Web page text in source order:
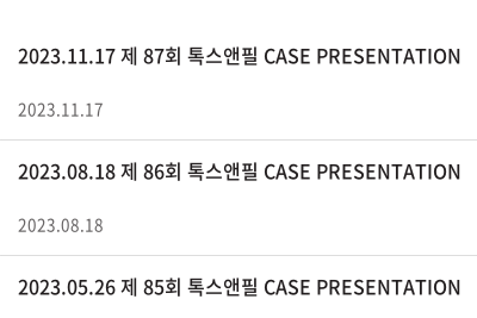
2023.11.17 제 87회 톡스앤필 CASE PRESENTATION
2023.11.17
2023.08.18 제 86회 톡스앤필 CASE PRESENTATION
2023.08.18
2023.05.26 제 85회 톡스앤필 CASE PRESENTATION